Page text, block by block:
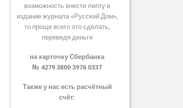
возможность внести лепту в
издание журнала «Русский Дом»,
то проще всего это сделать,
переведя деньги
на карточку Сбербанка
№ 4279 3800 3976 0337
Также у нас есть расчётный
счёт: